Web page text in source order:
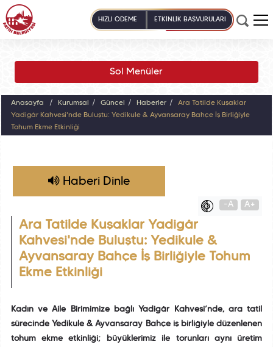
HIZLI ÖDEME ETKİNLİK BAŞVURULARI
Sol Menüler
Anasayfa Kurumsal Güncel Haberler
Ara Tatilde Kuşaklar
Yadigâr Kahvesi'nde Buluştu: Yedikule & Ayvansaray Bahçe İş Birliğiyle
Tohum Ekme Etkinliği
Haberi Dinle
-A A+
Ara Tatilde Kuşaklar Yadigâr
Kahvesi'nde Buluştu: Yedikule &
Ayvansaray Bahçe İş Birliğiyle Tohum
Ekme Etkinliği
Kadın ve Aile Birimimize bağlı Yadigâr Kahvesi’nde, ara tatil
sürecinde Yedikule & Ayvansaray Bahçe iş birliğiyle düzenlenen
tohum ekme etkinliği; büyüklerimiz ile torunları aynı üretim